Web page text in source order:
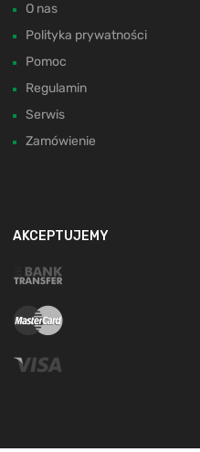
O nas
Polityka prywatności
Pomoc
Regulamin
Serwis
Zamówienie
AKCEPTUJEMY